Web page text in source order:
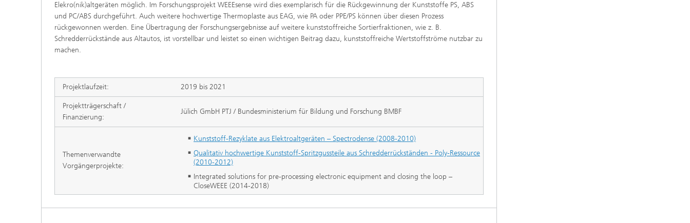
Elekro(nik)altgeräten möglich. Im Forschungsprojekt WEEEsense wird dies exemplarisch für die Rückgewinnung der Kunststoffe PS, ABS
und PC/ABS durchgeführt. Auch weitere hochwertige Thermoplaste aus EAG, wie PA oder PPE/PS können über diesen Prozess
rückgewonnen werden. Eine Übertragung der Forschungsergebnisse auf weitere kunststoffreiche Sortierfraktionen, wie z. B.
Schredderrückstände aus Altautos, ist vorstellbar und leistet so einen wichtigen Beitrag dazu, kunststoffreiche Wertstoffströme nutzbar zu
machen.
Projektlaufzeit: 2019 bis 2021
Projektträgerschaft /
Finanzierung:
Jülich GmbH PTJ / Bundesministerium für Bildung und Forschung BMBF
Themenverwandte
Vorgängerprojekte:
Kunststoff-Rezyklate aus Elektroaltgeräten – Spectrodense (2008-2010)
Qualitativ hochwertige Kunststoff-Spritzgussteile aus Schredderrückständen - Poly-Ressource
(2010-2012)
Integrated solutions for pre-processing electronic equipment and closing the loop –
CloseWEEE (2014-2018)